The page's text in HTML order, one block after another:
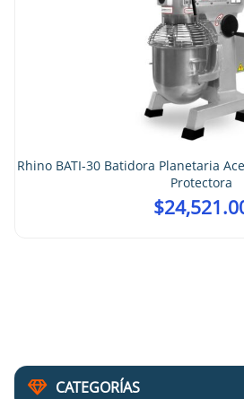
CATEGORÍAS
Rhino BATI-30 Batidora Planetaria
Protectora
$